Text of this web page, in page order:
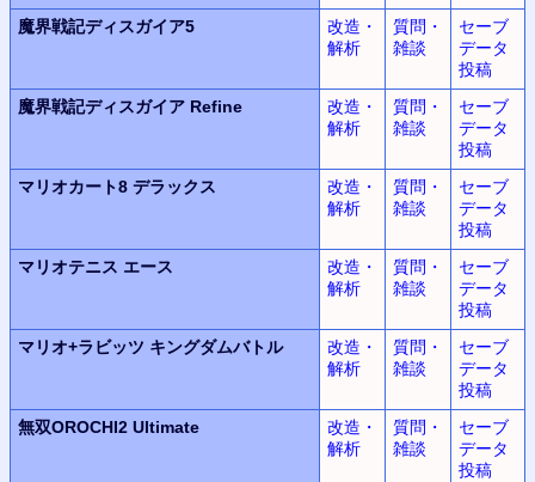
魔界戦記ディスガイア5
改造・
解析
質問・
雑談
セーブ
データ
投稿
魔界戦記ディスガイア Refine
改造・
解析
質問・
雑談
セーブ
データ
投稿
マリオカート8 デラックス
改造・
解析
質問・
雑談
セーブ
データ
投稿
マリオテニス エース
改造・
解析
質問・
雑談
セーブ
データ
投稿
マリオ+ラビッツ キングダムバトル
改造・
解析
質問・
雑談
セーブ
データ
投稿
無双OROCHI2 Ultimate
改造・
解析
質問・
雑談
セーブ
データ
投稿